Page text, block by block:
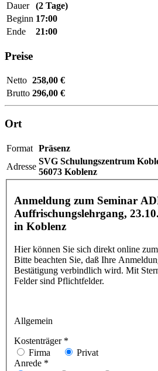
Dauer
(2 Tage)
Beginn 17:00
Ende
21:00
Preise
Netto 258,00 €
Brutto 296,00 €
Ort
Format Präsenz
Adresse
SVG Schulungszentrum
56073 Koblenz
Anmeldung zum Seminar
Auffrischungslehrgang,
in Koblenz
Hier können Sie sich direkt online
Bitte beachten Sie, daß Ihre
Bestätigung verbindlich wird. Mit
Felder sind Pflichtfelder.
Allgemein
Kostenträger *
Firma
Privat
Anrede *